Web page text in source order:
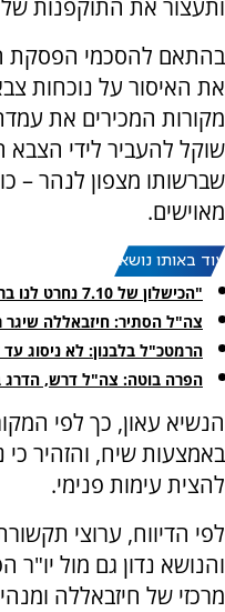
ותעצור את התוקפנות
בהתאם להסכמי הפסקת
את האיסור על נוכחות
מקורות המכירים את
שוקל להעביר לידי
שברשותו מצפון לנהר –
מאוישים.
עוד באותו נושא:
"הכישלון של 7.10 נחרט לנו בראש"
צה"ל הסתיר: חיזבאללה שיגר
הרמטכ"ל בלבנון: לא ניסוג עד
הפרה בוטה: צה"ל דרש, הדרג
הנשיא עאון, כך לפי
באמצעות שיח, והזהיר כי
להצית עימות פנימי.
לפי הדיווח, ערוצי
והנושא נדון גם מול
מרכזי של חיזבאללה